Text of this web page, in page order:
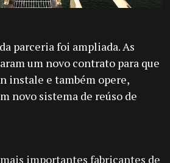
parceria foi ampliada. As
um novo contrato para que
instale e também opere,
novo sistema de reúso de
importantes fabricantes de